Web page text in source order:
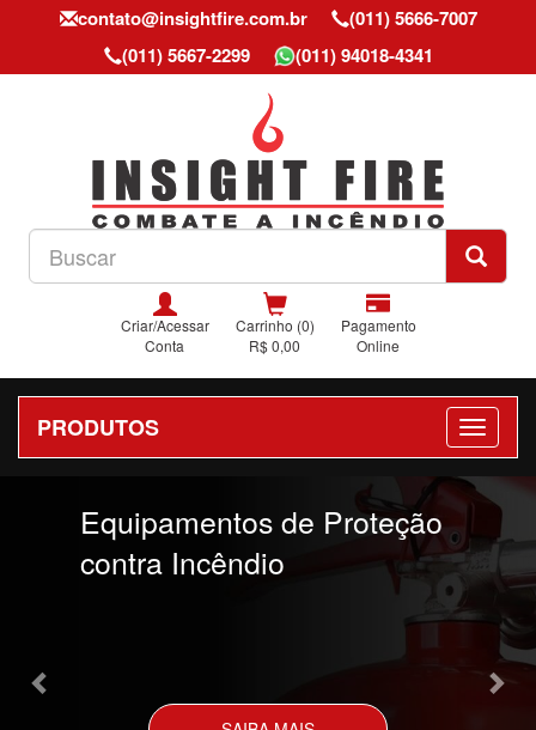
contato@insightfire.com.br
(011) 5666-7007
(011) 5667-2299
(011) 94018-4341
Criar/Acessar
Conta
Carrinho (0)
R$ 0,00
Pagamento
Online
PRODUTOS
Equipamentos de Proteção
contra Incêndio